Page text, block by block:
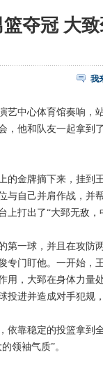
夺冠 大
我
中心体育馆奏响，
，他和队友一起拿到
金牌摘下来，挂到
与自己并肩作战，并
打出了“大郅无敌，
一球，并且在攻防
专门盯他。一开始，
用，大郅在身体力量
进并造成对手犯规，
靠稳定的投篮拿到
领袖气质”。